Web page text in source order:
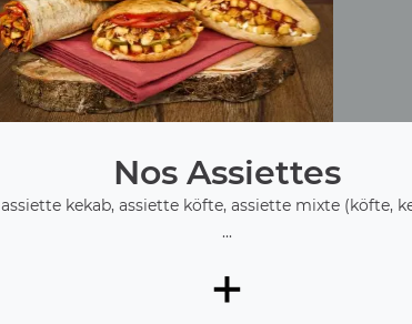
Nos Assiettes
assiette kekab, assiette köfte, assiette mixte (köfte,
...
+